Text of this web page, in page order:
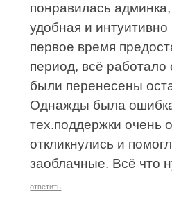
понравилась
удобная и
первое время
период, всё работало
были перенесены
Однажды была
тех.поддержки очень
откликнулись и
заоблачные. Всё что
ответить